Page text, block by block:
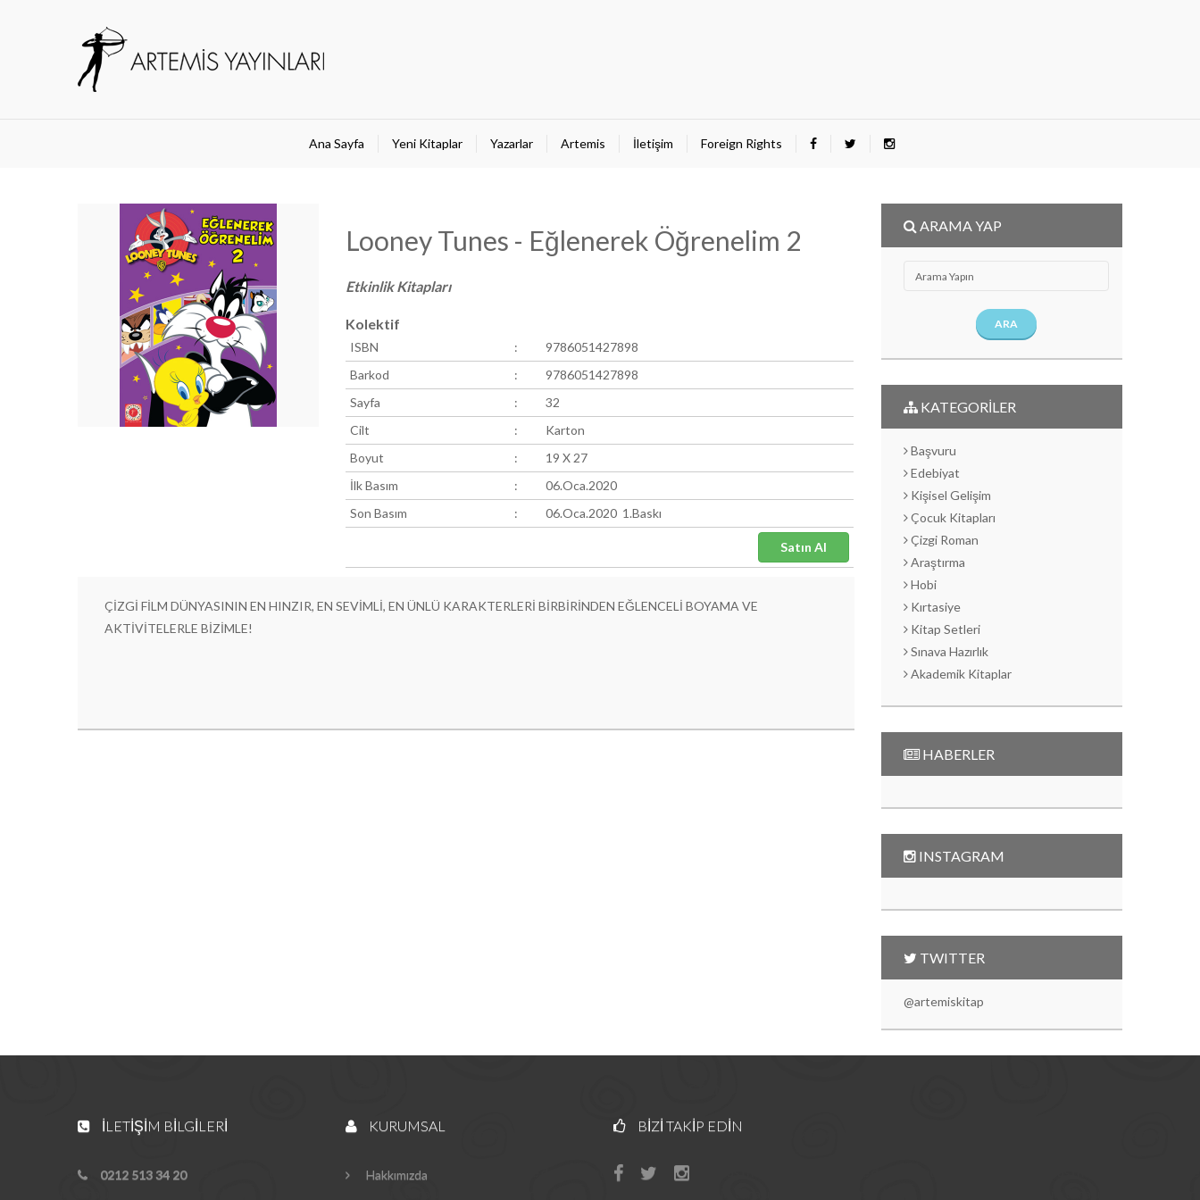
Ana Sayfa Yeni Kitaplar Yazarlar Artemis İletişim Foreign Rights
Looney Tunes - Eğlenerek Öğrenelim 2
Etkinlik Kitapları
Kolektif
ISBN :
9786051427898
Barkod
:
9786051427898
Sayfa
:
32
Cilt
:
Karton
Boyut
:
19 X 27
İlk Basım
:
06.Oca.2020
Son Basım
: 06.Oca.2020 1.Baskı
ÇİZGİ FİLM DÜNYASININ EN HINZIR, EN SEVİMLİ, EN ÜNLÜ KARAKTERLERİ BİRBİRİNDEN EĞLENCELİ BOYAMA VE
AKTİVİTELERLE BİZİMLE!
ARAMA YAP
ARA
KATEGORİLER
Başvuru
Edebiyat
Kişisel Gelişim
Çocuk Kitapları
Çizgi Roman
Araştırma
Hobi
Kırtasiye
Kitap Setleri
Sınava Hazırlık
Akademik Kitaplar
HABERLER
INSTAGRAM
TWITTER
@artemiskitap
İLETIŞIM BILGILERI
0212 513 34 20
KURUMSAL
Hakkımızda
BIZI TAKIP EDIN